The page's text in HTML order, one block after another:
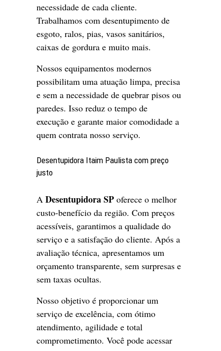
necessidade de cada cliente.
Trabalhamos com desentupimento de
esgoto, ralos, pias, vasos sanitários,
caixas de gordura e muito mais.
Nossos equipamentos modernos
possibilitam uma atuação limpa, precisa
e sem a necessidade de quebrar pisos ou
paredes. Isso reduz o tempo de
execução e garante maior comodidade a
quem contrata nosso serviço.
Desentupidora Itaim Paulista com preço
justo
A Desentupidora SP oferece o melhor
custo-benefício da região. Com preços
acessíveis, garantimos a qualidade do
serviço e a satisfação do cliente. Após a
avaliação técnica, apresentamos um
orçamento transparente, sem surpresas e
sem taxas ocultas.
Nosso objetivo é proporcionar um
serviço de excelência, com ótimo
atendimento, agilidade e total
comprometimento. Você pode acessar